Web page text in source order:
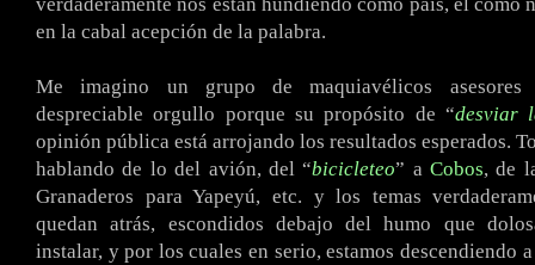
en la cabal acepción de la palabra.
Me imagino un grupo de maquiavélicos asesores
despreciable orgullo porque su propósito de “desviar
opinión pública está arrojando los resultados esperados.
hablando de lo del avión, del “bicicleteo” a Cobos, de
Granaderos para Yapeyú, etc. y los temas
quedan atrás, escondidos debajo del humo que
instalar, y por los cuales en serio, estamos descendiendo